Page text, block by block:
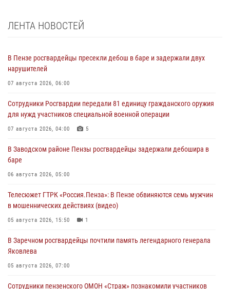
ЛЕНТА НОВОСТЕЙ
В Пензе росгвардейцы пресекли дебош в баре и задержали двух
нарушителей
07 августа 2026, 06:00
Сотрудники Росгвардии передали 81 единицу гражданского оружия
для нужд участников специальной военной операции
07 августа 2026, 04:00 5
В Заводском районе Пензы росгвардейцы задержали дебошира в
баре
06 августа 2026, 05:00
Телесюжет ГТРК «Россия.Пенза»: В Пензе обвиняются семь мужчин
в мошеннических действиях (видео)
05 августа 2026, 15:50 1
В Заречном росгвардейцы почтили память легендарного генерала
Яковлева
05 августа 2026, 07:00
Сотрудники пензенского ОМОН «Страж» познакомили участников